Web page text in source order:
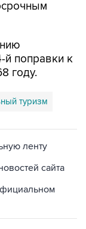
году.
туризм
сайта